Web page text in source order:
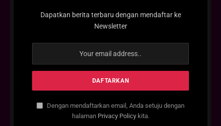
Dapatkan berita terbaru dengan mendaftar ke
Newsletter
Dengan mendaftarkan email, Anda setuju dengan
halaman Privacy Policykita.